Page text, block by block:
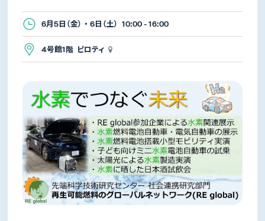
6月5日（金） ・ 6日（土） 10:00 - 16:00
4号館1階 ピロティ